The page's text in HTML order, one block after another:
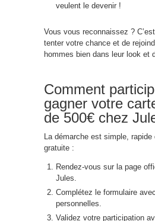
veulent le devenir !
Vous vous reconnaissez ?
tenter votre chance et de
hommes bien dans leur look et
Comment
gagner votre
de 500€ chez
La démarche est simple, rapide
gratuite :
Rendez-vous sur la page
Jules.
Complétez le formulaire
personnelles.
Validez votre participation